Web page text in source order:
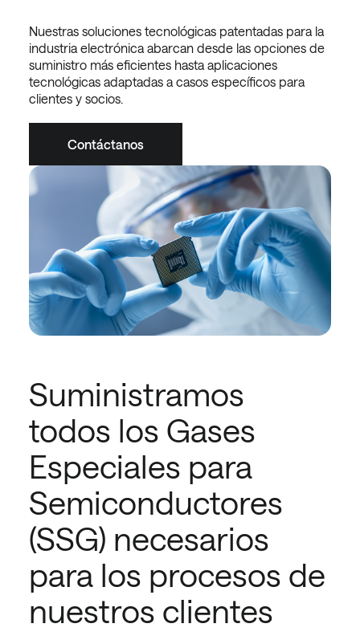
Nuestras soluciones tecnológicas patentadas para la
industria electrónica abarcan desde las opciones de
suministro más eficientes hasta aplicaciones
tecnológicas adaptadas a casos específicos para
clientes y socios.
Contáctanos
Suministramos
todos los Gases
Especiales para
Semiconductores
(SSG) necesarios
para los procesos de
nuestros clientes